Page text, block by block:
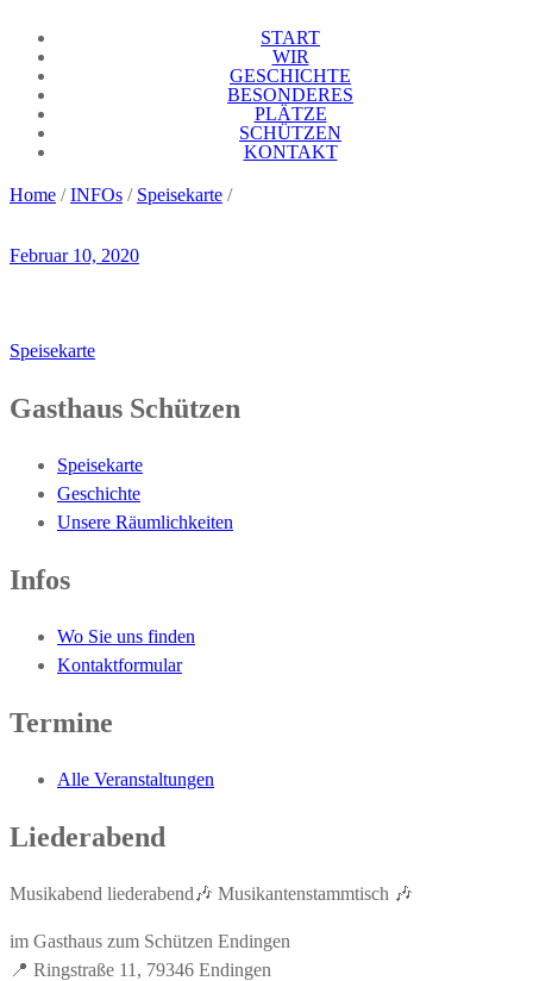
content
Gasthaus Schützen Endingen
Endingen
START
WIR
GESCHICHTE
BESONDERES
PLÄTZE
SCHÜTZEN
KONTAKT
Home /INFOs / Speisekarte /
Februar 10, 2020
Beitragsnavigation
Speisekarte
Gasthaus Schützen
Speisekarte
Geschichte
Unsere Räumlichkeiten
Infos
Wo Sie uns finden
Kontaktformular
Termine
Alle Veranstaltungen
Liederabend
Musikabend liederabend🎶 Musikantenstammtisch 🎶
im Gasthaus zum Schützen Endingen
📍 Ringstraße 11, 79346 Endingen